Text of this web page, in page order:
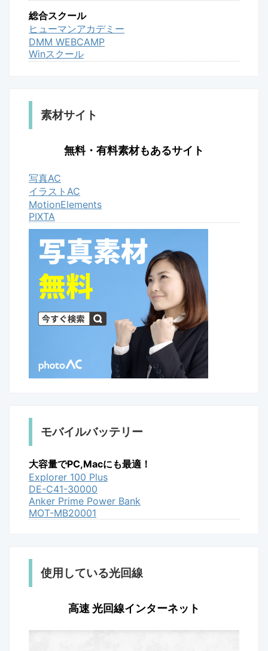
総合スクール
ヒューマンアカデミー
DMM WEBCAMP
Winスクール
素材サイト
無料・有料素材もあるサイト
写真AC
イラストAC
MotionElements
PIXTA
モバイルバッテリー
大容量でPC,Macにも最適！
Explorer 100 Plus
DE-C41-30000
Anker Prime Power Bank
MOT-MB20001
使用している光回線
高速 光回線インターネット